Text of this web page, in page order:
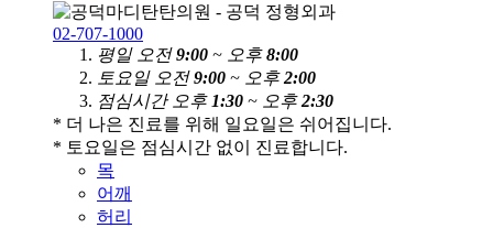
02-707-1000
평일 오전9:00 ~ 오후8:00
토요일 오전9:00 ~ 오후2:00
점심시간 오후1:30 ~ 오후2:30
* 더 나은 진료를 위해 일요일은 쉬어집니다.
* 토요일은 점심시간 없이 진료합니다.
목
어깨
허리